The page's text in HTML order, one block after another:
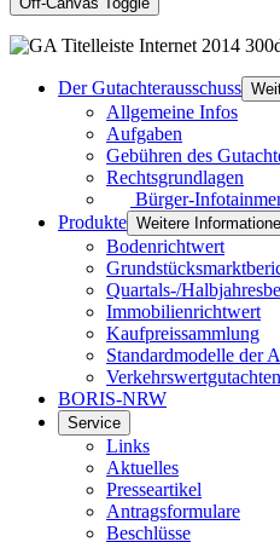
Der Gutachterausschuss
Allgemeine Infos
Aufgaben
Gebühren des
Rechtsgrundlagen
Bürger-
Produkte Weitere
Bodenrichtwert
Quartals-/
Immobilienrichtwert
Kaufpreissammlung
Standardmodelle der
Verkehrswertgutachten
BORIS-NRW
Service
Links
Aktuelles
Presseartikel
Antragsformulare
Beschlüsse